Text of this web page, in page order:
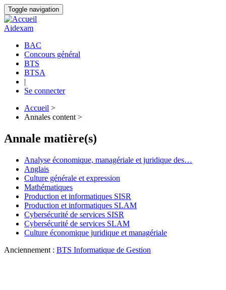
Aller
au
contenu
Toggle navigation
Aidexam
Navigation
principale
BAC
Concours général
BTS
BTSA
|
Se connecter
Fil
d'Ariane
Accueil >
Annales content >
Annale matière(s)
Analyse économique, managériale et juridique des…
Anglais
Culture générale et expression
Mathématiques
Production et informatiques SISR
Production et informatiques SLAM
Cybersécurité de services SISR
Cybersécurité de services SLAM
Culture économique juridique et managériale
Anciennement : BTS Informatique de Gestion